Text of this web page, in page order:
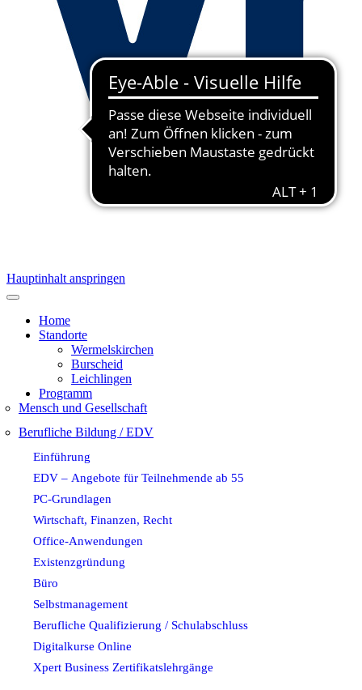
Hauptinhalt anspringen
Home
Standorte
Wermelskirchen
Burscheid
Leichlingen
Programm
Mensch und Gesellschaft
Berufliche Bildung / EDV
Einführung
EDV – Angebote für Teilnehmende ab 55
PC-Grundlagen
Wirtschaft, Finanzen, Recht
Office-Anwendungen
Existenzgründung
Büro
Selbstmanagement
Berufliche Qualifizierung / Schulabschluss
Digitalkurse Online
Xpert Business Zertifikatslehrgänge